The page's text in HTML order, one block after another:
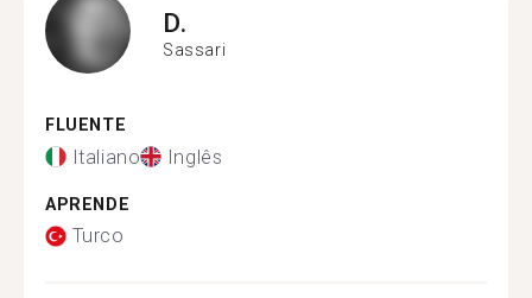
D.
Sassari
FLUENTE
Italiano Inglês
APRENDE
Turco